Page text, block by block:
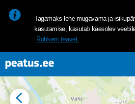
Tagamaks lehe mugavama ja
kasutamise, kasutab käesolev
Rohkem teavet.